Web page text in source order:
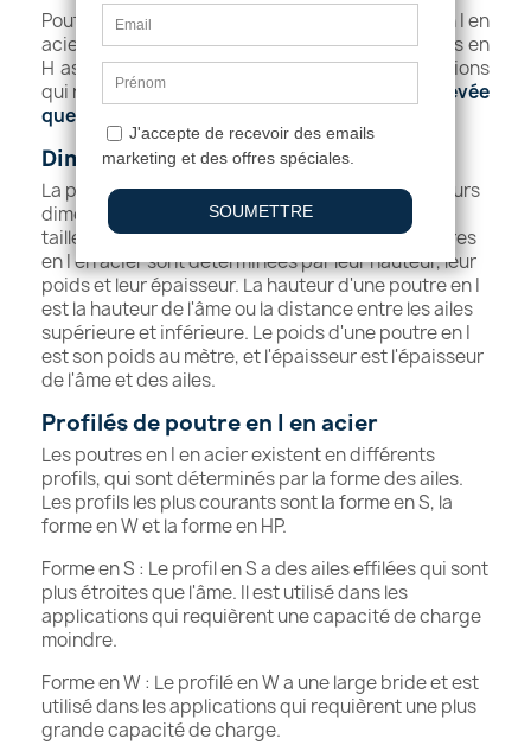
Poutrelle en W : La poutre en W est une poutre en I en
acier à ailes larges qui ressemble à deux poutres en
H assemblées. Elle est utilisée dans les applications
qui nécessitent une capacité de charge
plus élevée
que la poutre en H
Dimensions des poutres en I en acier
La poutrelle en I enfersont disponibles en plusieurs
dimensions et il est essentiel de choisir la bonne
taille pour votre projet. Les dimensions des poutres
en I en acier sont déterminées par leur hauteur, leur
poids et leur épaisseur. La hauteur d'une poutre en I
est la hauteur de l'âme ou la distance entre les ailes
supérieure et inférieure. Le poids d'une poutre en I
est son poids au mètre, et l'épaisseur est l'épaisseur
de l'âme et des ailes.
Profilés de poutre en I en acier
Les poutres en I en acier existent en différents
profils, qui sont déterminés par la forme des ailes.
Les profils les plus courants sont la forme en S, la
forme en W et la forme en HP.
Forme en S : Le profil en S a des ailes effilées qui sont
plus étroites que l'âme. Il est utilisé dans les
applications qui requièrent une capacité de charge
moindre.
Forme en W : Le profilé en W a une large bride et est
utilisé dans les applications qui requièrent une plus
grande capacité de charge.